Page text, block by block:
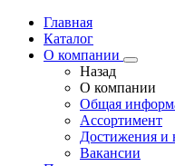
Главная
Каталог
О компании
Назад
О компании
Общая
Ассортимент
Достижения и
Вакансии